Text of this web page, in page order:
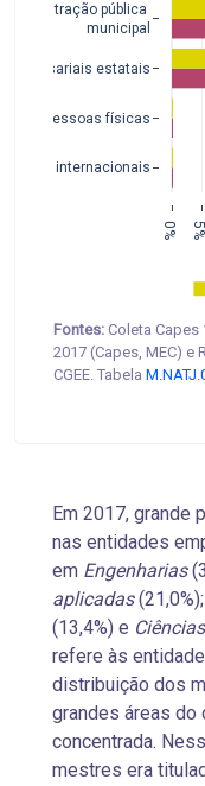
0% 5%
internacionais
Pessoas físicas
empresariais estatais
Administração pública
municipal
Fontes: Coleta Capes
2017 (Capes, MEC) e
CGEE. Tabela
Em 2017, grande
nas entidades
em Engenharias
aplicadas(21,0%);
(13,4%) e
refere às
distribuição dos
grandes áreas do
concentrada.
mestres era